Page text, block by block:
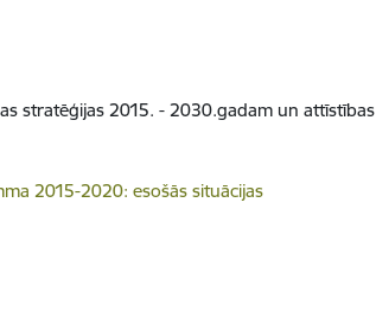
stratēģijas 2015. - 2030.gadam un attīstības
2015-2020: esošās situācijas